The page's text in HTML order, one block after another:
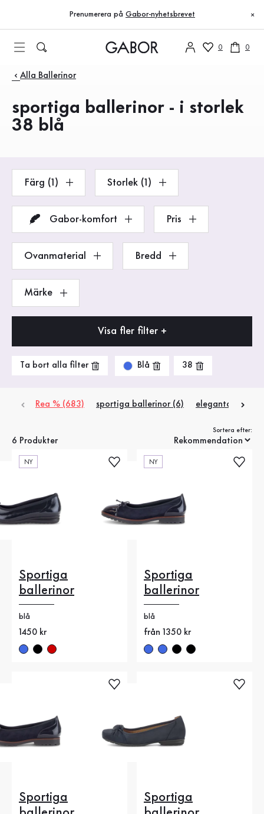
Till innehållsförteckning
Till huvudnavigation
Prenumerera på Gabor-nyhetsbrevet ×
0 0
Produkter
Alla Ballerinor
sportiga ballerinor - i storlek
38 blå
Färg (1) Storlek (1)
Gabor-komfort Pris
Ovanmaterial Bredd
Märke
Visa fler filter +
Ta bort alla filter Blå 38
Rea % (683) sportiga ballerinor (6) eleganta
6 Produkter
Sortera efter:
NY
Sportiga
ballerinor
blå
Nytt pris
1450 kr
NY
Sportiga
ballerinor
blå
Nytt pris
från 1350 kr
Sportiga
Sportiga